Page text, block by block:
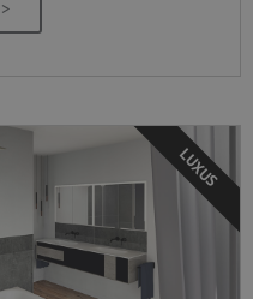
LUXUS